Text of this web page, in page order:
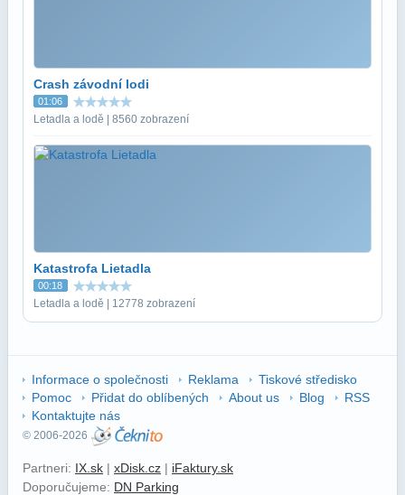
Crash závodní lodi
01:06
Letadla a lodě | 8560 zobrazení
Katastrofa Lietadla
00:18
Letadla a lodě | 12778 zobrazení
Informace o společnosti Reklama
Tiskové středisko
Pomoc
Přidat do oblíbených About us Blog
RSS
Kontaktujte nás
© 2006-2026
Partneri: IX.sk | xDisk.cz | iFaktury.sk
Doporučujeme: DN Parking